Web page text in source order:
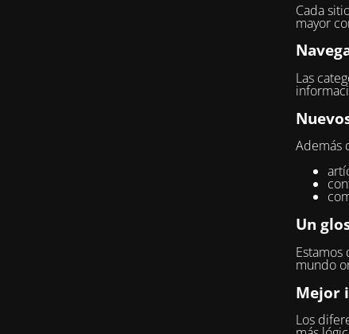
Cada
mayor
Las
Además
Un
mundo
Mejor
Los